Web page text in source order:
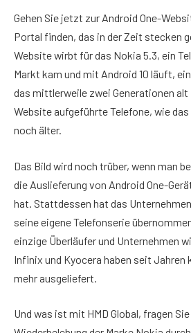
Gehen Sie jetzt zur Android One-
Portal finden, das in der Zeit stecken
Website wirbt für das Nokia 5.3, ein
Markt kam und mit Android 10 läuft,
das mittlerweile zwei Generationen
Website aufgeführte Telefone, wie
noch älter.
Das Bild wird noch trüber, wenn man
die Auslieferung von Android One-
hat. Stattdessen hat das
seine eigene Telefonserie
einzige Überläufer und Unternehmen
Infinix und Kyocera haben seit Jahren
mehr ausgeliefert.
Und was ist mit HMD Global, fragen